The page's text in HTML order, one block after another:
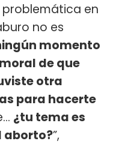
en
no es
momento
de que
otra
para hacerte
¿tu tema es
aborto?”,